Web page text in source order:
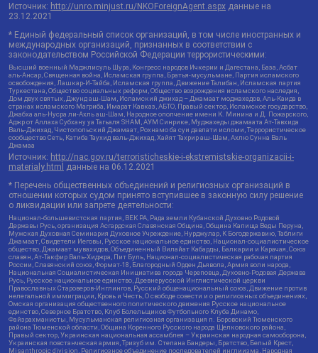
Источник: http://unro.minjust.ru/NKOForeignAgent.aspx данные на
23.12.2021
* Единый федеральный список организаций, в том числе иностранных и
международных организаций, признанных в соответствии с
законодательством Российской Федерации террористическими:
Высший военный Маджлисуль Шура, Конгресс народов Ичкерии и Дагестана, База, Асбат
аль-Ансар, Священная война, Исламская группа, Братья-мусульмане, Партия исламского
освобождения, Лашкар-И-Тайба, Исламская группа, Движение Талибан, Исламская партия
Туркестана, Общество социальных реформ, Общество возрождения исламского наследия,
Дом двух святых, Джунд аш-Шам, Исламский джихад – Джамаат моджахедов, Аль-Каида в
странах исламского Магриба, Имарат Кавказ, АБТО, Правый сектор, Исламское государство,
Джабха аль-Нусра ли-Ахль аш-Шам, Народное ополчение имени К. Минина и Д. Пожарского,
Аджр от Аллаха Субхану уа Тагьаля SHAM, АУМ Синрике, Муджахеды джамаата Ат-Тавхида
Валь-Джихад, Чистопольский Джамаат, Рохнамо ба суи давлати исломи, Террористическое
сообщество Сеть, Катиба Таухид валь-Джихад, Хайят Тахрир аш-Шам, Ахлю Сунна Валь
Джамаа
Источник: http://nac.gov.ru/terroristicheskie-i-ekstremistskie-organizacii-i-
materialy.html
данные на 06.12.2021
* Перечень общественных объединений и религиозных организаций в
отношении которых судом принято вступившее в законную силу решение
о ликвидации или запрете деятельности:
Национал-большевистская партия, ВЕК РА, Рада земли Кубанской Духовно Родовой
Державы Русь, организация Асгардская Славянская Община, Община Капища Веды Перуна,
Мужская Духовная Семинария Духовное Учреждение, Нурджулар, К Богодержавию, Таблиги
Джамаат, Свидетели Иеговы, Русское национальное единство, Национал-социалистическое
общество, Джамаат мувахидов, Объединенный Вилайат Кабарды, Балкарии и Карачая, Союз
славян, Ат-Такфир Валь-Хиджра, Пит Буль, Национал-социалистическая рабочая партия
России, Славянский союз, Формат-18, Благородный Орден Дьявола, Армия воли народа,
Национальная Социалистическая Инициатива города Череповца, Духовно-Родовая Держава
Русь, Русское национальное единство, Древнерусской Инглистической церкви
Православных Староверов-Инглингов, Русский общенациональный союз, Движение против
нелегальной иммиграции, Кровь и Честь, О свободе совести и о религиозных объединениях,
Омская организация общественного политического движения Русское национальное
единство, Северное Братство, Клуб Болельщиков Футбольного Клуба Динамо,
Файзрахманисты, Мусульманская религиозная организация п. Боровский Тюменского
района Тюменской области, Община Коренного Русского народа Щелковского района,
Правый сектор, Украинская национальная ассамблея – Украинская народная самооборона,
Украинская повстанческая армия, Тризуб им. Степана Бандеры, Братство, Белый Крест,
Misanthropic division, Религиозное объединение последователей инглиизма, Народная